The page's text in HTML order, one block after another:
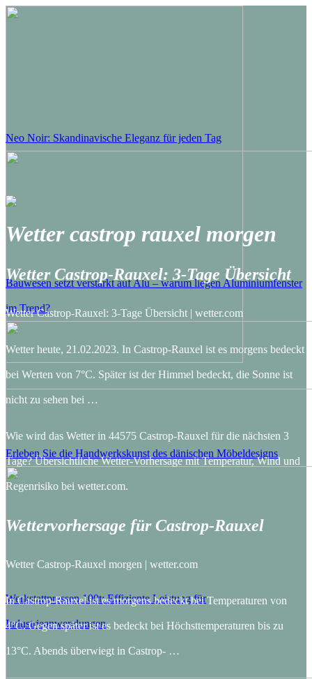
Neo Noir: Skandinavische Eleganz für jeden Tag
Bauwesen setzt verstärkt auf Alu – warum liegen Aluminiumfenster
im Trend?
Erleben Sie die Handwerkskunst des dänischen Möbeldesigns
Werkstattpressen 100t: Effiziente Leistung für
Industrieanwendungen
Wetter castrop rauxel morgen
Wetter Castrop-Rauxel: 3-Tage Übersicht
Wetter Castrop-Rauxel: 3-Tage Übersicht | wetter.com
Wetter heute, 21.02.2023. In Castrop-Rauxel ist es morgens bedeckt
bei Werten von 7°C. Später ist der Himmel bedeckt, die Sonne ist
nicht zu sehen bei …
Wie wird das Wetter in 44575 Castrop-Rauxel für die nächsten 3
Tage? Übersichtliche Wetter-Vorhersage mit Temperatur, Wind und
Regenrisiko bei wetter.com.
Wettervorhersage für Castrop-Rauxel
Wetter Castrop-Rauxel morgen | wetter.com
In Castrop-Rauxel ist es morgens bedeckt bei Temperaturen von
4°C. Gegen später ist es bedeckt bei Höchsttemperaturen bis zu
13°C. Abends überwiegt in Castrop- …